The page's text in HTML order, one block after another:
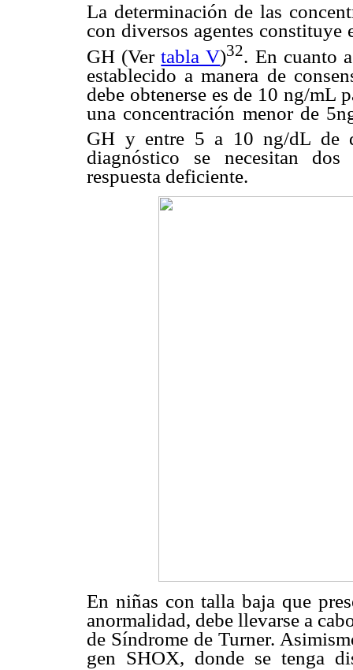
La determinación de las
con diversos agentes
GH (Vertabla V)32. En cuanto
establecido a manera de
debe obtenerse es de 10 ng/mL
una concentración menor de
GH y entre 5 a 10 ng/dL de
diagnóstico se necesitan
respuesta deficiente.
En niñas con talla baja que
anormalidad, debe llevarse a
de Síndrome de Turner.
gen SHOX, donde se tenga